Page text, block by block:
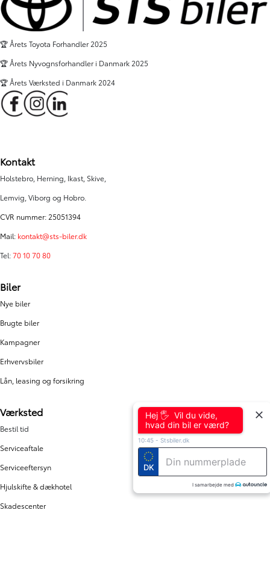
🏆 Årets Toyota Forhandler 2025
🏆 Årets Nyvognsforhandler i Danmark 2025
🏆 Årets Værksted i Danmark 2024
Kontakt
Holstebro, Herning, Ikast, Skive,
Lemvig, Viborg og Hobro.
CVR nummer: 25051394
Mail: kontakt@sts-biler.dk
Tel:70 10 70 80
Biler
Nye biler
Brugte biler
Kampagner
Erhvervsbiler
Lån, leasing og forsikring
Værksted
Bestil tid
Serviceaftale
Serviceeftersyn
Hjulskifte & dækhotel
Skadescenter
Hej 🖐 Vil du vide,
hvad din bil er værd?
10:45 - Stsbiler.dk
DK
I samarbejde med